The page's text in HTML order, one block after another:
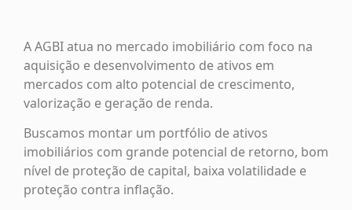
A AGBI atua no mercado imobiliário com foco na
aquisição e desenvolvimento de ativos em
mercados com alto potencial de crescimento,
valorização e geração de renda.
Buscamos montar um portfólio de ativos
imobiliários com grande potencial de retorno, bom
nível de proteção de capital, baixa volatilidade e
proteção contra inflação.